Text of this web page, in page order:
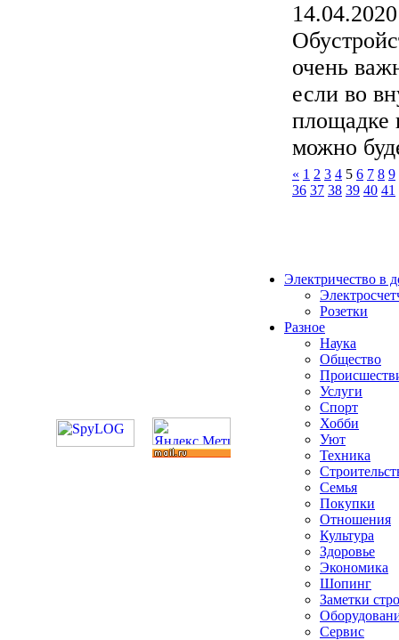
14.04.2020
очень
если во
площадке
можно
« 1 2 3 4 5 6 7 8 9
36 37 38 39 40 41
Электричество в
Розетки
Разное
Наука
Общество
Услуги
Спорт
Хобби
Уют
Техника
Семья
Покупки
Отношения
Культура
Здоровье
Экономика
Шопинг
Заметки
Сервис